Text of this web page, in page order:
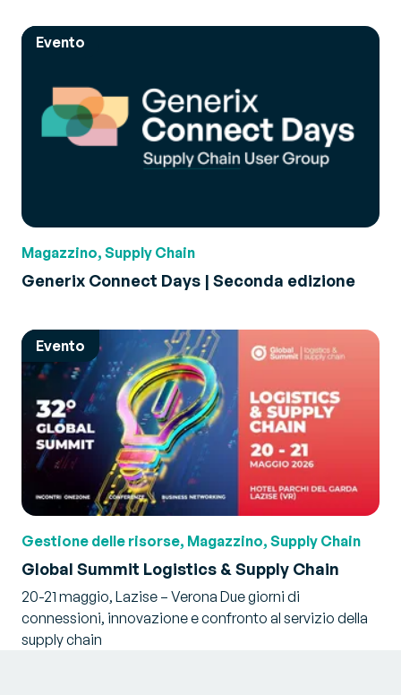
Evento
Magazzino, Supply Chain
Generix Connect Days | Seconda edizione
Evento
Gestione delle risorse, Magazzino, Supply Chain
Global Summit Logistics & Supply Chain
20-21 maggio, Lazise – Verona Due giorni di
connessioni, innovazione e confronto al servizio della
supply chain